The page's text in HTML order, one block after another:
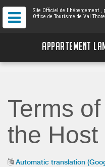
Site Officiel de l'hébergement ,
Office de Tourisme de Val
APPARTEMENT
Terms
the Host
Automatic translation